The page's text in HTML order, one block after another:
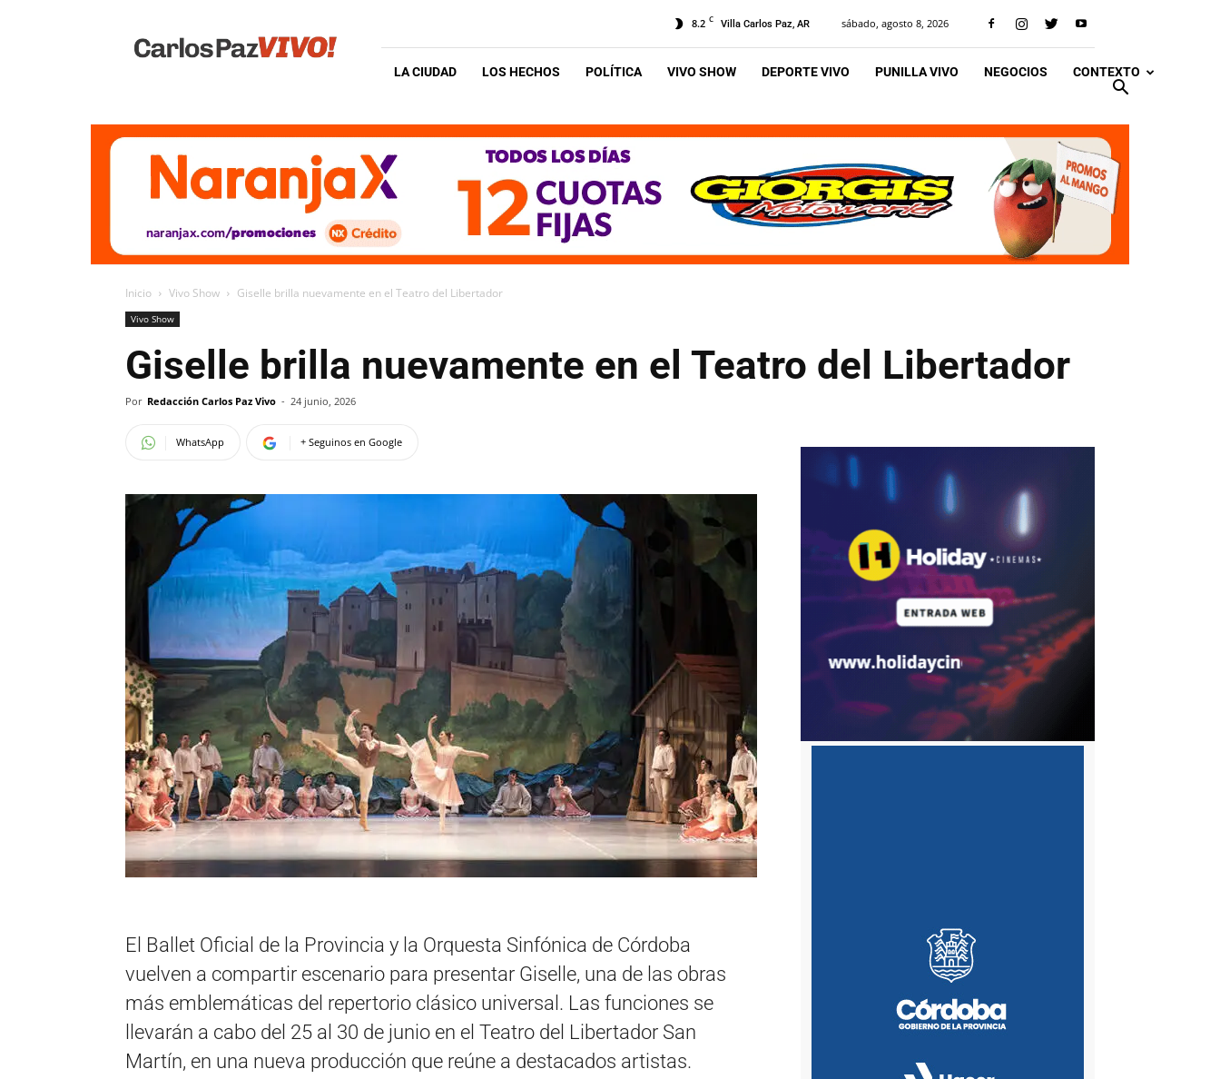
Vivo
8.2 C Villa Carlos Paz, AR sábado, agosto 8, 2026
LA CIUDAD LOS HECHOS POLÍTICA VIVO SHOW DEPORTE VIVO PUNILLA VIVO NEGOCIOS CONTEXTO
Inicio Vivo Show Giselle brilla nuevamente en el Teatro del Libertador
Vivo Show
Giselle brilla nuevamente en el Teatro del Libertador
Por Redacción Carlos Paz Vivo - 24 junio, 2026
WhatsApp + Seguinos en Google
El Ballet Oficial de la Provincia y la Orquesta Sinfónica de Córdoba
vuelven a compartir escenario para presentar Giselle, una de las obras
más emblemáticas del repertorio clásico universal. Las funciones se
llevarán a cabo del 25 al 30 de junio en el Teatro del Libertador San
Martín, en una nueva producción que reúne a destacados artistas.